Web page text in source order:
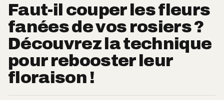
Faut-il couper les fleurs
fanées de vos rosiers ?
Découvrez la technique
pour rebooster leur
floraison !